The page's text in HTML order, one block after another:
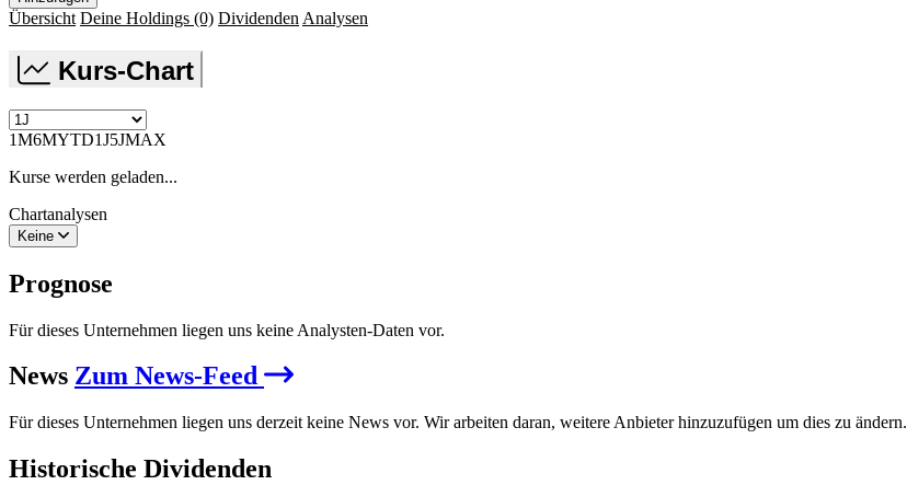
Übersicht Deine Holdings (0) Dividenden Analysen
Kurs-Chart
1M6MYTD1J5JMAX
Kurse werden geladen...
Chartanalysen
Keine
Prognose
Für dieses Unternehmen liegen uns keine Analysten-Daten vor.
News Zum News-Feed
Für dieses Unternehmen liegen uns derzeit keine News vor. Wir arbeiten daran, weitere Anbieter hinzuzufügen um dies zu ändern.
Historische Dividenden